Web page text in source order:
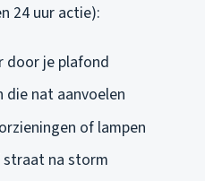
24 uur actie):
door je plafond
die nat aanvoelen
of lampen
straat na storm